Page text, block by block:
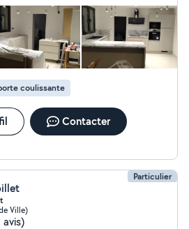
coulissante
Contacter
Particulier
Ville)
avis)